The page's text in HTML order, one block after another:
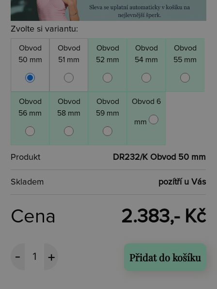
Zvolte si variantu:
Obvod
50 mm
Obvod
51 mm
Obvod
52 mm
Obvod
54 mm
Obvod
55 mm
Obvod
56 mm
Obvod
58 mm
Obvod
59 mm
Obvod 6
mm
Produkt DR232/K Obvod 50 mm
Skladem pozítří u Vás
Cena 2.383,- Kč
Přidat do košíku